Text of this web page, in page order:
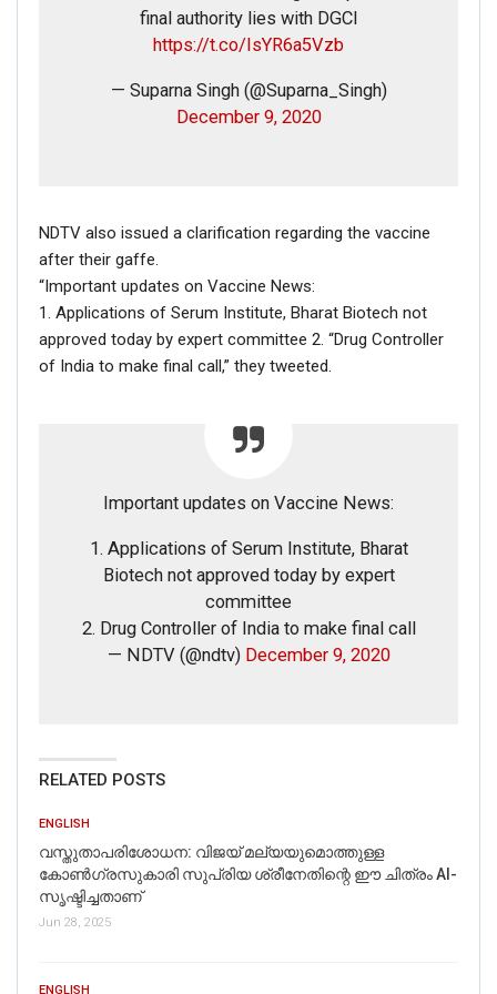
final authority lies with DGCI
https://t.co/IsYR6a5Vzb
— Suparna Singh (@Suparna_Singh)
December 9, 2020
NDTV also issued a clarification regarding the vaccine
after their gaffe.
“Important updates on Vaccine News:
1. Applications of Serum Institute, Bharat Biotech not
approved today by expert committee 2. “Drug Controller
of India to make final call,” they tweeted.
Important updates on Vaccine News:
1. Applications of Serum Institute, Bharat
Biotech not approved today by expert
committee
2. Drug Controller of India to make final call
— NDTV (@ndtv) December 9, 2020
RELATED POSTS
ENGLISH
വസ്തുതാപരിശോധന: വിജയ് മല്യയുമൊത്തുള്ള
കോൺഗ്രസുകാരി സുപ്രിയ ശ്രീനേതിന്റെ ഈ ചിത്രം AI-
സൃഷ്ടിച്ചതാണ്
Jun 28, 2025
ENGLISH